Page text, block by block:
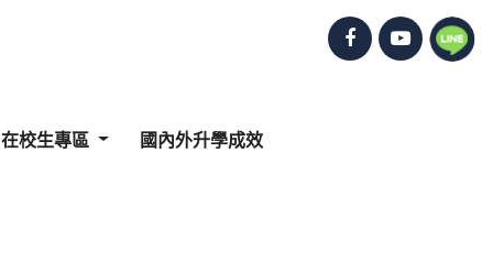
在校生專區 國內外升學成效